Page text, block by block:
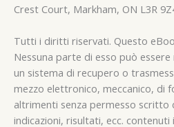
Crest Court, Markham, ON L3R
Tutti i diritti riservati. Questo
Nessuna parte di esso può
un sistema di recupero o
mezzo elettronico, meccanico, di
altrimenti senza permesso scritto
indicazioni, risultati, ecc.